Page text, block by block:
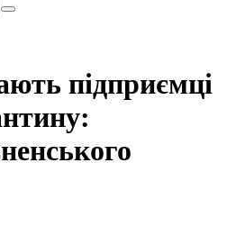
Пошук
підприємці